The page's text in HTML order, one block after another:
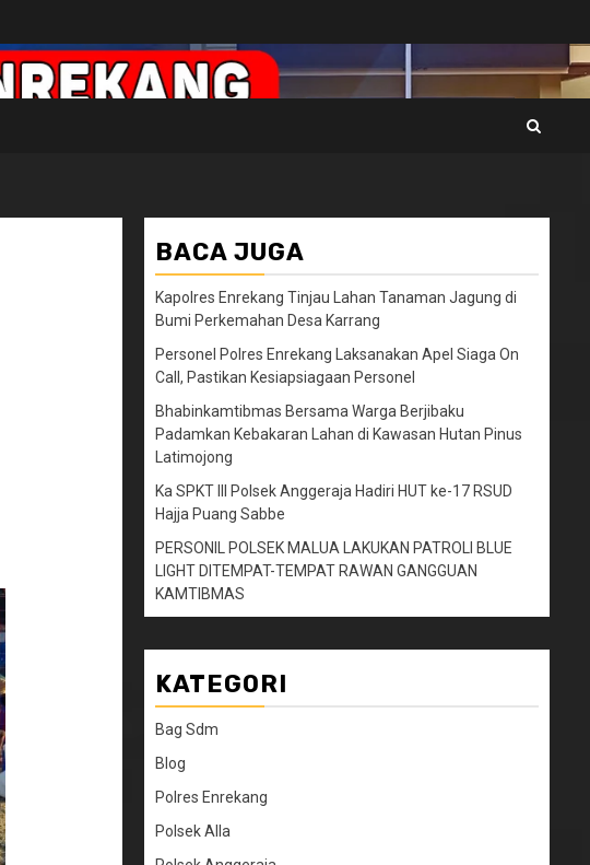
BACA JUGA
Kapolres Enrekang Tinjau Lahan Tanaman Jagung di
Bumi Perkemahan Desa Karrang
Personel Polres Enrekang Laksanakan Apel Siaga On
Call, Pastikan Kesiapsiagaan Personel
Bhabinkamtibmas Bersama Warga Berjibaku
Padamkan Kebakaran Lahan di Kawasan Hutan Pinus
Latimojong
Ka SPKT III Polsek Anggeraja Hadiri HUT ke-17 RSUD
Hajja Puang Sabbe
PERSONIL POLSEK MALUA LAKUKAN PATROLI BLUE
LIGHT DITEMPAT-TEMPAT RAWAN GANGGUAN
KAMTIBMAS
KATEGORI
Bag Sdm
Blog
Polres Enrekang
Polsek Alla